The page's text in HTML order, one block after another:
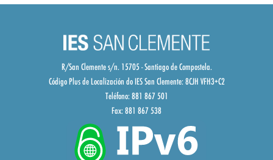
R/San Clemente s/n. 15705 - Santiago de Compostela.
Código Plus de Localización do IES San Clemente:8CJH VFH3+C2
Teléfono: 881 867 501
Fax: 881 867 538